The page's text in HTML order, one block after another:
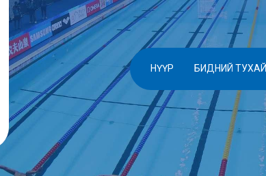
НҮҮР БИДНИЙ ТУХАЙ